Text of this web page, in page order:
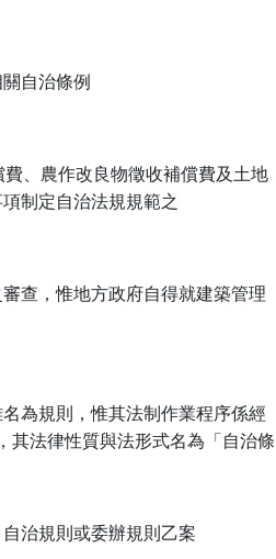
自治條例
、農作改良物徵收補償費及土地
制定自治法規規範之
查，惟地方政府自得就建築管理
為規則，惟其法制作業程序係經
其法律性質與法形式名為「自治條
治規則或委辦規則乙案